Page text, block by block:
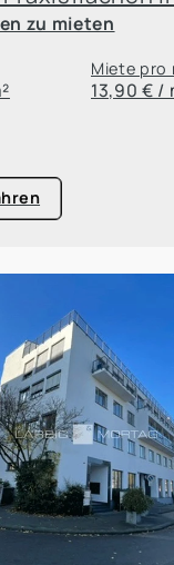
zu mieten
Miete pro
13,90 € /